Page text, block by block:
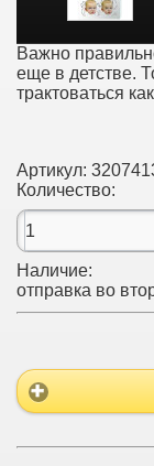
Важно
еще в детстве.
трактоваться
Артикул:
Количество:
Наличие:
отправка во